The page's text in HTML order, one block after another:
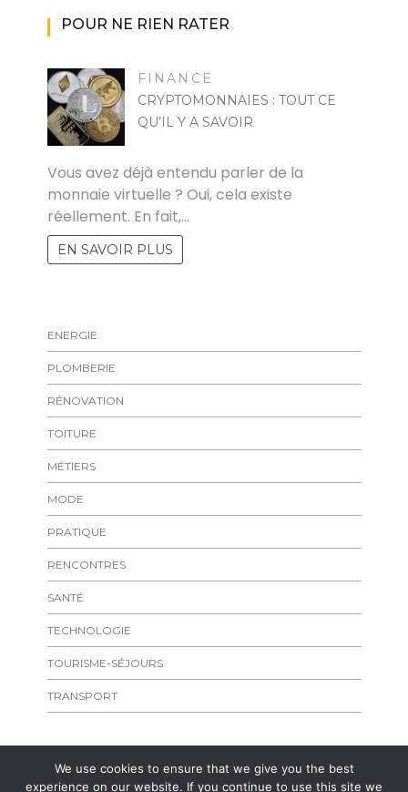
POUR NE RIEN RATER
FINANCE
CRYPTOMONNAIES : TOUT CE
QU’IL Y A SAVOIR
Vous avez déjà entendu parler de la
monnaie virtuelle ? Oui, cela existe
réellement. En fait,…
EN SAVOIR PLUS
ENERGIE
PLOMBERIE
RÉNOVATION
TOITURE
MÉTIERS
MODE
PRATIQUE
RENCONTRES
SANTÉ
TECHNOLOGIE
TOURISME-SÉJOURS
TRANSPORT
We use cookies to ensure that we give you the best
experience on our website. If you continue to use this site we